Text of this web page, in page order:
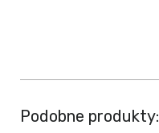
Podobne produkty: